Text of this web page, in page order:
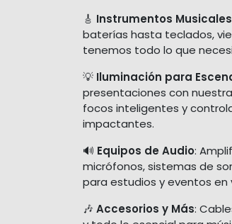
🎸 Instrumentos Musicales
baterías hasta teclados,
tenemos todo lo que
💡 Iluminación para
presentaciones con nuestra
focos inteligentes y
impactantes.
🔊 Equipos de Audio:
micrófonos, sistemas de
para estudios y eventos en
🎶 Accesorios y Más: